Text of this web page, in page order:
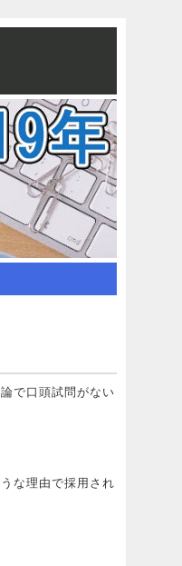
で口頭試問がない
な理由で採用され